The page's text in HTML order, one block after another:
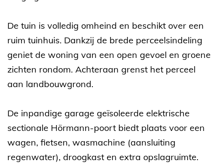
De tuin is volledig omheind en beschikt over een
ruim tuinhuis. Dankzij de brede perceelsindeling
geniet de woning van een open gevoel en groene
zichten rondom. Achteraan grenst het perceel
aan landbouwgrond.
De inpandige garage geïsoleerde elektrische
sectionale Hörmann-poort biedt plaats voor een
wagen, fietsen, wasmachine (aansluiting
regenwater), droogkast en extra opslagruimte.